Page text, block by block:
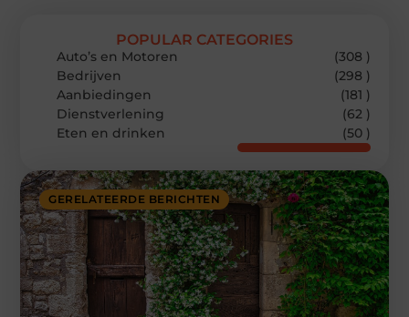
GERELATEERDE BERICHTEN
POPULAR CATEGORIES
Auto’s en Motoren
(308 )
Bedrijven
(298 )
Aanbiedingen
(181 )
Dienstverlening
(62 )
Eten en drinken
(50 )